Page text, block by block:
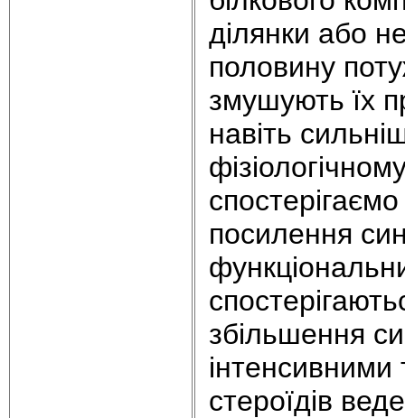
ділянки або
половину
змушують їх
навіть
посилення
збільшення
стеpоїдів